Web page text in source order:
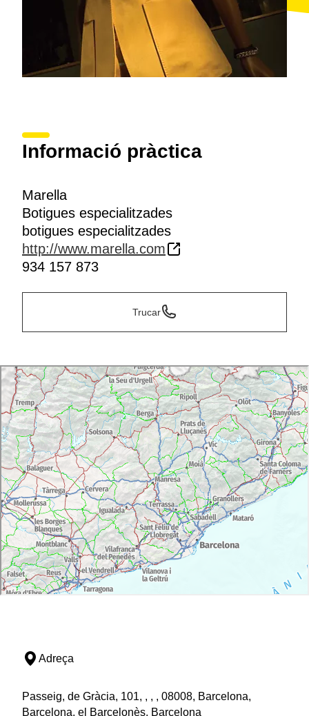
Informació pràctica
Marella
Botigues especialitzades
botigues especialitzades
http://www.marella.com
934 157 873
Trucar
Adreça
Passeig, de Gràcia, 101, , , , 08008, Barcelona,
Barcelona, el Barcelonès, Barcelona